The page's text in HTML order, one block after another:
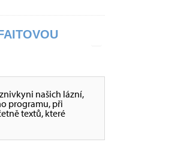
našich lázní,
programu, při
textů, které